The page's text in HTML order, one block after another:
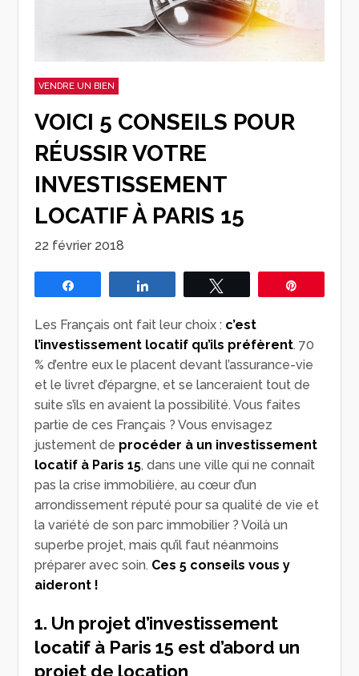
VENDRE UN BIEN
VOICI 5 CONSEILS POUR
RÉUSSIR VOTRE
INVESTISSEMENT
LOCATIF À PARIS 15
22 février 2018
Les Français ont fait leur choix : c’est
l’investissement locatif qu’ils préfèrent. 70
% d’entre eux le placent devant l’assurance-vie
et le livret d’épargne, et se lanceraient tout de
suite s’ils en avaient la possibilité. Vous faites
partie de ces Français ? Vous envisagez
justement de procéder à un investissement
locatif à Paris 15, dans une ville qui ne connaît
pas la crise immobilière, au cœur d’un
arrondissement réputé pour sa qualité de vie et
la variété de son parc immobilier ? Voilà un
superbe projet, mais qu’il faut néanmoins
préparer avec soin. Ces 5 conseils vous y
aideront !
1. Un projet d’investissement
locatif à Paris 15 est d’abord un
projet de location